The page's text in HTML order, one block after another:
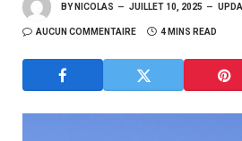
BY NICOLAS JUILLET 10, 2025
AUCUN COMMENTAIRE 4 MINS READ